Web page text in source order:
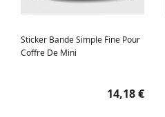
Sticker Bande Simple Fine Pour
Coffre De Mini
Prix
14,18 €